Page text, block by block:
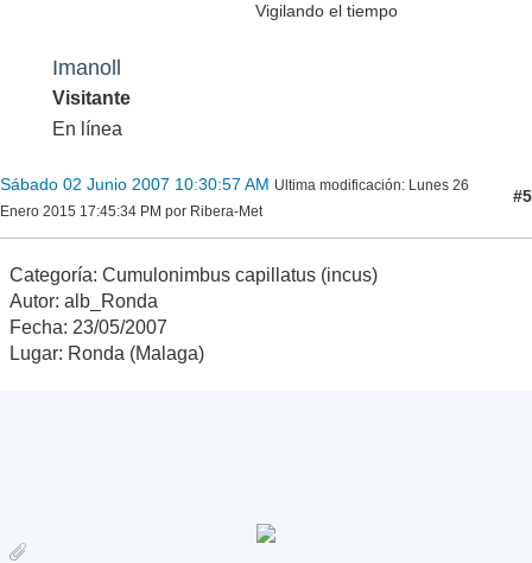
Vigilando el tiempo
Imanoll
Visitante
En línea
Sábado 02 Junio 2007 10:30:57 AM Ultima modificación: Lunes 26
Enero 2015 17:45:34 PM por Ribera-Met
#5
Categoría: Cumulonimbus capillatus (incus)
Autor: alb_Ronda
Fecha: 23/05/2007
Lugar: Ronda (Malaga)